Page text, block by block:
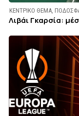
ΚΕΝΤΡΙΚΟ ΘΕΜΑ ,
Λιβάι Γκαρσία: